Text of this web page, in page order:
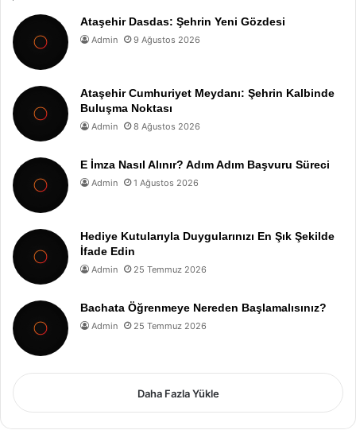
Ataşehir Dasdas: Şehrin Yeni Gözdesi
Admin 9 Ağustos 2026
Ataşehir Cumhuriyet Meydanı: Şehrin Kalbinde
Buluşma Noktası
Admin 8 Ağustos 2026
E İmza Nasıl Alınır? Adım Adım Başvuru Süreci
Admin 1 Ağustos 2026
Hediye Kutularıyla Duygularınızı En Şık Şekilde
İfade Edin
Admin 25 Temmuz 2026
Bachata Öğrenmeye Nereden Başlamalısınız?
Admin 25 Temmuz 2026
Daha Fazla Yükle